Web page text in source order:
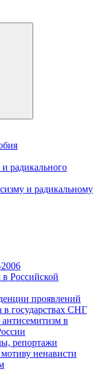
радикального
и радикальному
Российской
проявлений
в государствах СНГ
в
репортажи
ненависти